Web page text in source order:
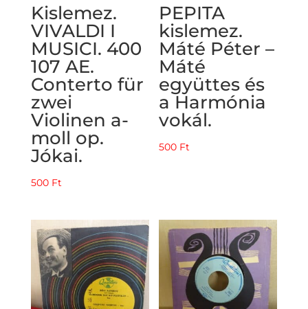
Kislemez.
VIVALDI I
MUSICI. 400
107 AE.
Conterto für
zwei
Violinen a-
moll op.
Jókai.
500 Ft
PEPITA
kislemez.
Máté Péter –
Máté
együttes és
a Harmónia
vokál.
500 Ft